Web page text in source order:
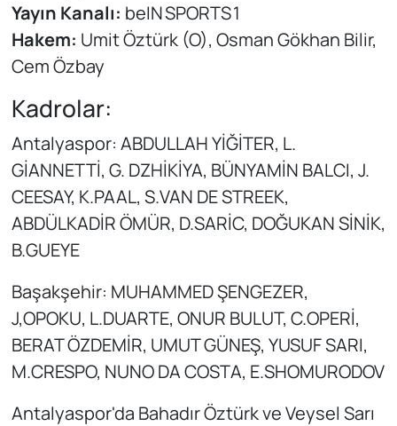
Yayın Kanalı: beIN SPORTS 1
Hakem: Umit Öztürk (O), Osman Gökhan Bilir,
Cem Özbay
Kadrolar:
Antalyaspor: ABDULLAH YİĞİTER, L.
GİANNETTİ, G. DZHİKİYA, BÜNYAMİN BALCI, J.
CEESAY, K.PAAL, S.VAN DE STREEK,
ABDÜLKADİR ÖMÜR, D.SARİC, DOĞUKAN SİNİK,
B.GUEYE
Başakşehir: MUHAMMED ŞENGEZER,
J,OPOKU, L.DUARTE, ONUR BULUT, C.OPERİ,
BERAT ÖZDEMİR, UMUT GÜNEŞ, YUSUF SARI,
M.CRESPO, NUNO DA COSTA, E.SHOMURODOV
Antalyaspor'da Bahadır Öztürk ve Veysel Sarı